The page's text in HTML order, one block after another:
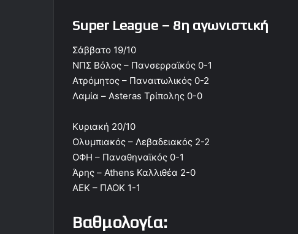
Super League – 8η αγωνιστική
Σάββατο 19/10
ΝΠΣ Βόλος – Πανσερραϊκός 0-1
Ατρόμητος – Παναιτωλικός 0-2
Λαμία – Asteras Τρίπολης 0-0
Κυριακή 20/10
Ολυμπιακός – Λεβαδειακός 2-2
ΟΦΗ – Παναθηναϊκός 0-1
Άρης – Athens Καλλιθέα 2-0
ΑΕΚ – ΠΑΟΚ 1-1
Βαθμολογία: